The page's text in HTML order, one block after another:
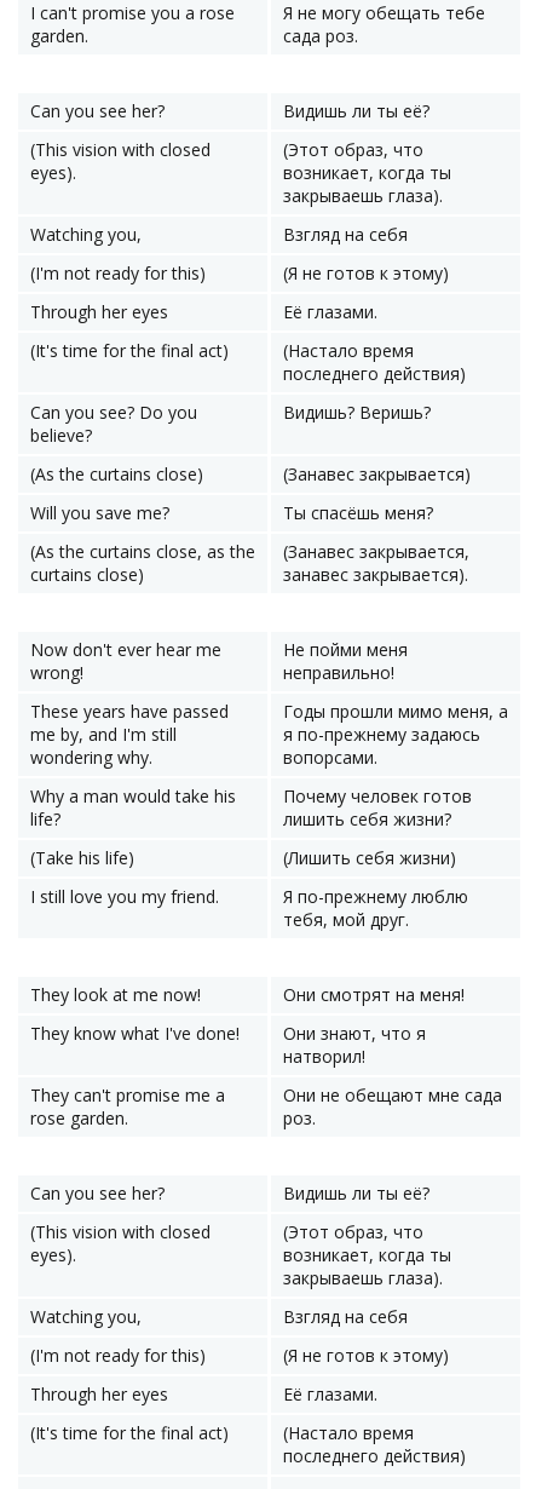
I can't promise you a rose
garden.
Я не могу обещать тебе
сада роз.
Can you see her?
Видишь ли ты её?
(This vision with closed
eyes).
(Этот образ, что
возникает, когда ты
закрываешь глаза).
Watching you,
Взгляд на себя
(I'm not ready for this)
(Я не готов к этому)
Through her eyes
Её глазами.
(It's time for the final act)
(Настало время
последнего действия)
Can you see? Do you
believe?
Видишь? Веришь?
(As the curtains close)
(Занавес закрывается)
Will you save me?
Ты спасёшь меня?
(As the curtains close, as the
curtains close)
(Занавес закрывается,
занавес закрывается).
Now don't ever hear me
wrong!
Не пойми меня
неправильно!
These years have passed
me by, and I'm still
wondering why.
Годы прошли мимо меня, а
я по-прежнему задаюсь
вопорсами.
Why a man would take his
life?
Почему человек готов
лишить себя жизни?
(Take his life)
(Лишить себя жизни)
I still love you my friend.
Я по-прежнему люблю
тебя, мой друг.
They look at me now!
Они смотрят на меня!
They know what I've done!
Они знают, что я
натворил!
They can't promise me a
rose garden.
Они не обещают мне сада
роз.
Can you see her?
Видишь ли ты её?
(This vision with closed
eyes).
(Этот образ, что
возникает, когда ты
закрываешь глаза).
Watching you,
Взгляд на себя
(I'm not ready for this)
(Я не готов к этому)
Through her eyes
Её глазами.
(It's time for the final act)
(Настало время
последнего действия)